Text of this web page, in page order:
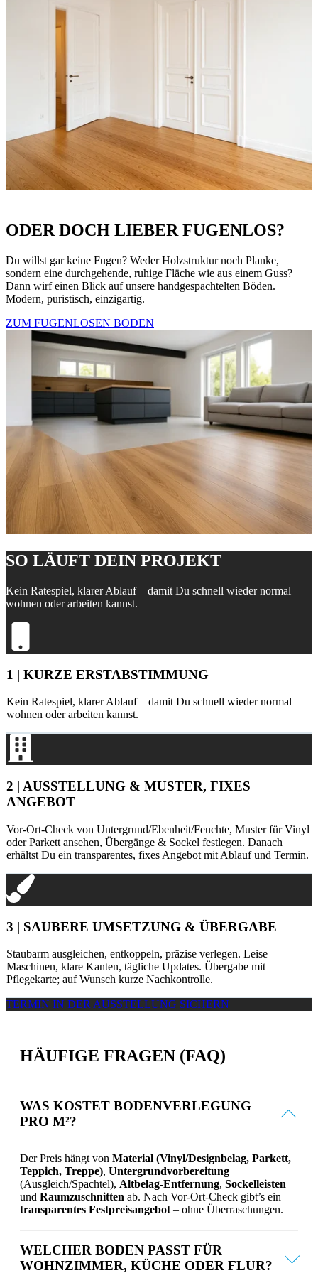
ODER DOCH LIEBER FUGENLOS?
Du willst gar keine Fugen? Weder Holzstruktur noch Planke,
sondern eine durchgehende, ruhige Fläche wie aus einem Guss?
Dann wirf einen Blick auf unsere handgespachtelten Böden.
Modern, puristisch, einzigartig.
ZUM FUGENLOSEN BODEN
SO LÄUFT DEIN PROJEKT
Kein Ratespiel, klarer Ablauf – damit Du schnell wieder normal
wohnen oder arbeiten kannst.
1 | KURZE ERSTABSTIMMUNG
Kein Ratespiel, klarer Ablauf – damit Du schnell wieder normal
wohnen oder arbeiten kannst.
2 | AUSSTELLUNG & MUSTER, FIXES
ANGEBOT
Vor-Ort-Check von Untergrund/Ebenheit/Feuchte, Muster für Vinyl
oder Parkett ansehen, Übergänge & Sockel festlegen. Danach
erhältst Du ein transparentes, fixes Angebot mit Ablauf und Termin.
3 | SAUBERE UMSETZUNG & ÜBERGABE
Staubarm ausgleichen, entkoppeln, präzise verlegen. Leise
Maschinen, klare Kanten, tägliche Updates. Übergabe mit
Pflegekarte; auf Wunsch kurze Nachkontrolle.
TERMIN IN DER AUSSTELLUNG SICHERN
HÄUFIGE FRAGEN (FAQ)
WAS KOSTET BODENVERLEGUNG
PRO M²?
Der Preis hängt von Material (Vinyl/Designbelag, Parkett,
Teppich, Treppe), Untergrundvorbereitung
(Ausgleich/Spachtel), Altbelag-Entfernung, Sockelleisten
und Raumzuschnitten ab. Nach Vor-Ort-Check gibt’s ein
transparentes Festpreisangebot – ohne Überraschungen.
WELCHER BODEN PASST FÜR
WOHNZIMMER, KÜCHE ODER FLUR?